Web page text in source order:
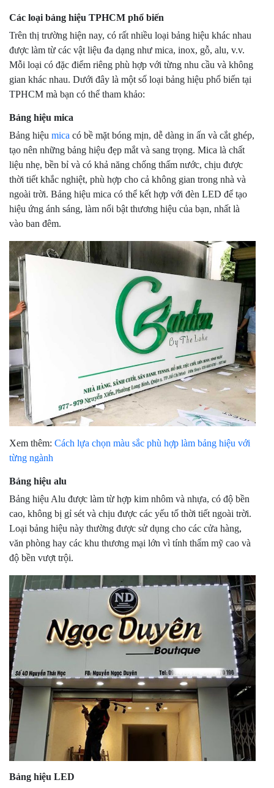
Các loại bảng hiệu TPHCM phổ biến
Trên thị trường hiện nay, có rất nhiều loại bảng hiệu khác nhau
được làm từ các vật liệu đa dạng như mica, inox, gỗ, alu, v.v.
Mỗi loại có đặc điểm riêng phù hợp với từng nhu cầu và không
gian khác nhau. Dưới đây là một số loại bảng hiệu phổ biến tại
TPHCM mà bạn có thể tham khảo:
Bảng hiệu mica
Bảng hiệu mica có bề mặt bóng mịn, dễ dàng in ấn và cắt ghép,
tạo nên những bảng hiệu đẹp mắt và sang trọng. Mica là chất
liệu nhẹ, bền bỉ và có khả năng chống thấm nước, chịu được
thời tiết khắc nghiệt, phù hợp cho cả không gian trong nhà và
ngoài trời. Bảng hiệu mica có thể kết hợp với đèn LED để tạo
hiệu ứng ánh sáng, làm nổi bật thương hiệu của bạn, nhất là
vào ban đêm.
Xem thêm: Cách lựa chọn màu sắc phù hợp làm bảng hiệu với
từng ngành
Bảng hiệu alu
Bảng hiệu Alu được làm từ hợp kim nhôm và nhựa, có độ bền
cao, không bị gỉ sét và chịu được các yếu tố thời tiết ngoài trời.
Loại bảng hiệu này thường được sử dụng cho các cửa hàng,
văn phòng hay các khu thương mại lớn vì tính thẩm mỹ cao và
độ bền vượt trội.
Bảng hiệu LED